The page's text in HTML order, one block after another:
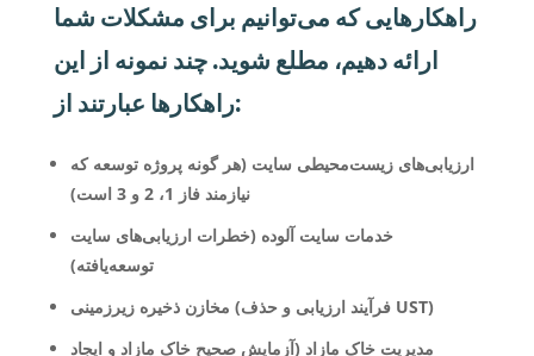
راهکارهایی که می‌توانیم برای مشکلات شما
ارائه دهیم، مطلع شوید. چند نمونه از این
راهکارها عبارتند از:
ارزیابی‌های زیست‌محیطی سایت (هر گونه پروژه توسعه که
نیازمند فاز 1، 2 و 3 است)
خدمات سایت آلوده (خطرات ارزیابی‌های سایت
توسعه‌یافته)
مخازن ذخیره زیرزمینی (فرآیند ارزیابی و حذف UST)
مدیریت خاک مازاد (آزمایش صحیح خاک مازاد و ایجاد